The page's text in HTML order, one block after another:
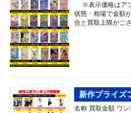
※表示価格はアプ
状態・相場で金額
合と買取上限がご
新作プライズ
名称 買取金額 ワ